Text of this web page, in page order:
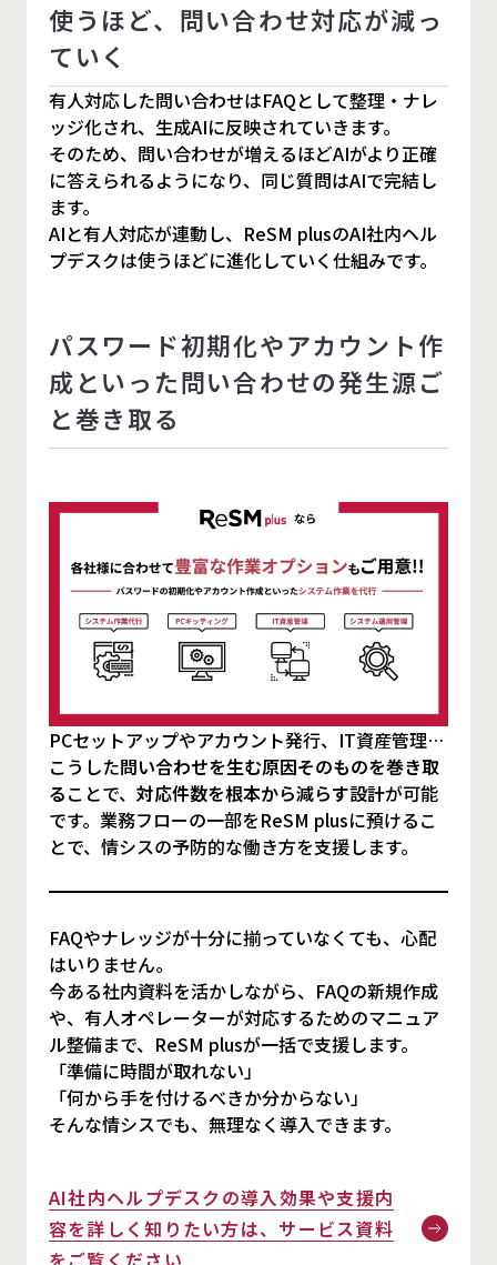
使うほど、問い合わせ対応が減っ
ていく
有人対応した問い合わせはFAQとして整理・ナレ
ッジ化され、生成AIに反映されていきます。
そのため、問い合わせが増えるほどAIがより正確
に答えられるようになり、同じ質問はAIで完結し
ます。
AIと有人対応が連動し、ReSM plusのAI社内ヘル
プデスクは使うほどに進化していく仕組みです。
パスワード初期化やアカウント作
成といった問い合わせの発生源ご
と巻き取る
PCセットアップやアカウント発行、IT資産管理…
こうした問い合わせを生む原因そのものを巻き取
ることで、 対応件数を根本から減らす設計が可能
です。業務フローの一部をReSM plusに預けるこ
とで、情シスの予防的な働き方を支援します。
FAQやナレッジが十分に揃っていなくても、心配
はいりません。
今ある社内資料を活かしながら、FAQの新規作成
や、有人オペレーターが対応するためのマニュア
ル整備まで、ReSM plusが一括で支援します。
「準備に時間が取れない」
「何から手を付けるべきか分からない」
そんな情シスでも、無理なく導入できます。
AI社内ヘルプデスクの導入効果や支援内
容を詳しく知りたい方は、サービス資料
をご覧ください